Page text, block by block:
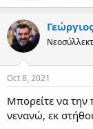
Oct 8, 2021
Μπορείτε να την
νενανώ, εκ